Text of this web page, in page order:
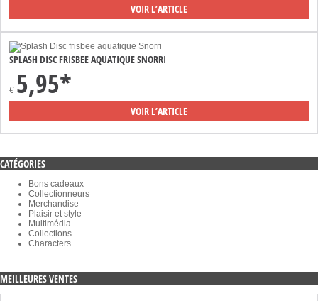
VOIR L’ARTICLE
SPLASH DISC FRISBEE AQUATIQUE SNORRI
€ 5,95*
VOIR L’ARTICLE
CATÉGORIES
Bons cadeaux
Collectionneurs
Merchandise
Plaisir et style
Multimédia
Collections
Characters
MEILLEURES VENTES